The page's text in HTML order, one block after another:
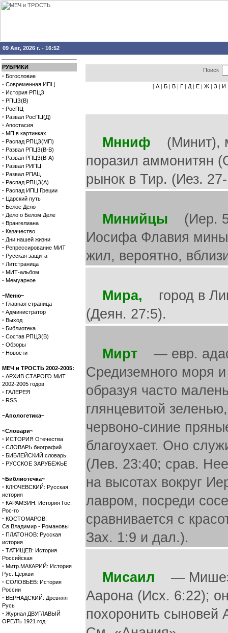
09 Авг, 2026 г. - 16:52
РУБРИКИ
· Богословие
· Современная ИПЦ
· История РПЦЗ
· РПЦЗ(В)
· РосПЦ
· Развал РосПЦ(Д)
· Апостасия
· МП в картинках
· Распад РПЦЗ(МП)
· Развал РПЦЗ(В-В)
· Развал РПЦЗ(В-А)
· Развал РИПЦ
· Развал РПАЦ
· Распад РПЦЗ(А)
· Распад ИПЦ Греции
· Царский путь
· Белое Дело
· Дело о Белом Деле
· Врангелиана
· Казачество
· Дни нашей жизни
· Репрессирование МИТ
· Русская защита
· Литстраница
· МИТ-альбом
· Мемуарное
~Меню~
· Главная страница
· Администратор
· Выход
· Библиотека
· Состав РПЦЗ(В)
· Обзоры
· Новости
МЕЧ и ТРОСТЬ 2002-2005:
· АРХИВ СТАРОГО МИТ
2002-2005 годов
· ГАЛЕРЕЯ
· RSS
~Апологетика~
~Словари~
· ИСТОРИЯ Отечества
· СЛОВАРЬ биографий
· БИБЛЕЙСКИЙ словарь
· РУССКОЕ ЗАРУБЕЖЬЕ
~Библиотечка~
· КЛЮЧЕВСКИЙ: Русская
история
· КАРАМЗИН: История Гос.
Рос-го
· КОСТОМАРОВ:
Св.Владимир - Романовы
· ПЛАТОНОВ: Русская
история
· ТАТИЩЕВ: История
Российская
· Митр.МАКАРИЙ: История
Рус. Церкви
· СОЛОВЬЕВ: История
России
· ВЕРНАДСКИЙ: Древняя
Русь
· Журнал ДВУГЛАВЫЙ
ОРЕЛЪ 1921 год
Поиск
[ А | Б | В | Г | Д | Е | Ж | З | И
Мнниф (Минит),
поразил аммонитян
рынок в Тир. (Иез.
Минийцы (Иер.
Иосифа Флавия
жил, вероятно,
Мира, город в
(Деян. 27:5).
Мирт — евр.
Средиземного моря
образуя часто
глянцевитой
червоно-синие
благоухает. Оно
(Лев. 23:40; срав.
на высотах вокруг
лавром, посреди
сравнивается с
Зах. 1:9 и дал.).
Мисаил —
Аарона (Исх. 6:22);
похоронить сыновей